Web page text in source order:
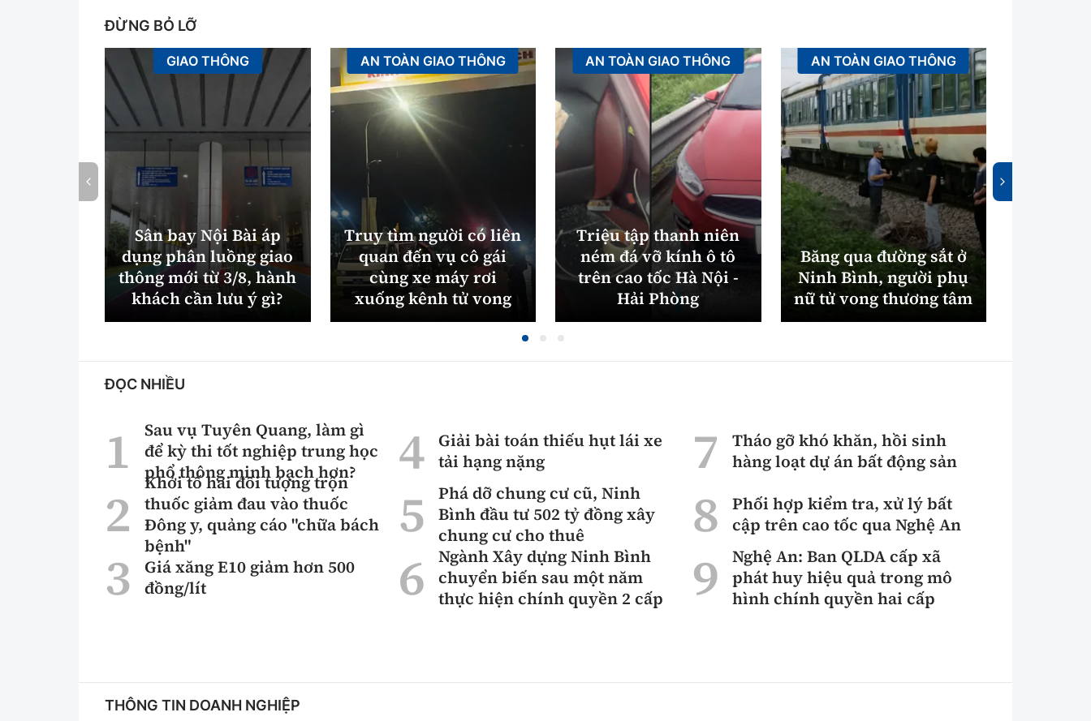
ĐỪNG BỎ LỠ
GIAO THÔNG
Sân bay Nội Bài áp
dụng phân luồng giao
thông mới từ 3/8, hành
khách cần lưu ý gì?
AN TOÀN GIAO THÔNG
Truy tìm người có liên
quan đến vụ cô gái
cùng xe máy rơi
xuống kênh tử vong
AN TOÀN GIAO THÔNG
Triệu tập thanh niên
ném đá vỡ kính ô tô
trên cao tốc Hà Nội -
Hải Phòng
AN TOÀN GIAO THÔNG
Băng qua đường sắt ở
Ninh Bình, người phụ
nữ tử vong thương tâm
ĐỌC NHIỀU
Sau vụ Tuyên Quang, làm gì
để kỳ thi tốt nghiệp trung học
phổ thông minh bạch hơn?
Khởi tố hai đối tượng trộn
thuốc giảm đau vào thuốc
Đông y, quảng cáo "chữa bách
bệnh"
Giá xăng E10 giảm hơn 500
đồng/lít
Giải bài toán thiếu hụt lái xe
tải hạng nặng
Phá dỡ chung cư cũ, Ninh
Bình đầu tư 502 tỷ đồng xây
chung cư cho thuê
Ngành Xây dựng Ninh Bình
chuyển biến sau một năm
thực hiện chính quyền 2 cấp
Tháo gỡ khó khăn, hồi sinh
hàng loạt dự án bất động sản
Phối hợp kiểm tra, xử lý bất
cập trên cao tốc qua Nghệ An
Nghệ An: Ban QLDA cấp xã
phát huy hiệu quả trong mô
hình chính quyền hai cấp
THÔNG TIN DOANH NGHIỆP